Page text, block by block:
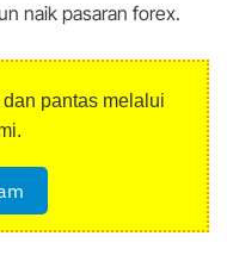
naik pasaran forex.
pantas melalui